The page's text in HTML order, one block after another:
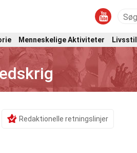
Menneskelige Aktiviteter Livsstil
Redaktionelle retningslinjer